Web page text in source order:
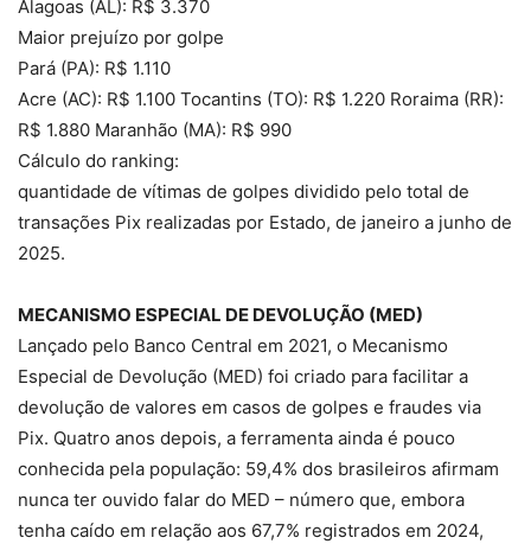
Alagoas (AL): R$ 3.370
Maior prejuízo por golpe
Pará (PA): R$ 1.110
Acre (AC): R$ 1.100 Tocantins (TO): R$ 1.220 Roraima (RR):
R$ 1.880 Maranhão (MA): R$ 990
Cálculo do ranking:
quantidade de vítimas de golpes dividido pelo total de
transações Pix realizadas por Estado, de janeiro a junho de
2025.
MECANISMO ESPECIAL DE DEVOLUÇÃO (MED)
Lançado pelo Banco Central em 2021, o Mecanismo
Especial de Devolução (MED) foi criado para facilitar a
devolução de valores em casos de golpes e fraudes via
Pix. Quatro anos depois, a ferramenta ainda é pouco
conhecida pela população: 59,4% dos brasileiros afirmam
nunca ter ouvido falar do MED – número que, embora
tenha caído em relação aos 67,7% registrados em 2024,